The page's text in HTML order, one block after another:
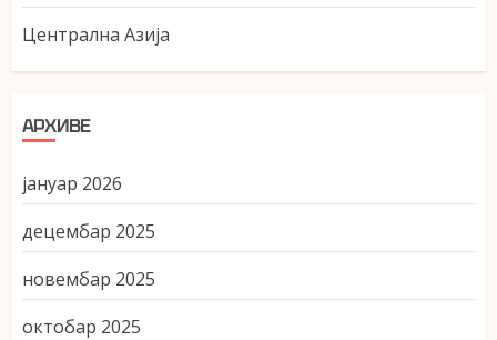
Централна Азија
АРХИВЕ
јануар 2026
децембар 2025
новембар 2025
октобар 2025